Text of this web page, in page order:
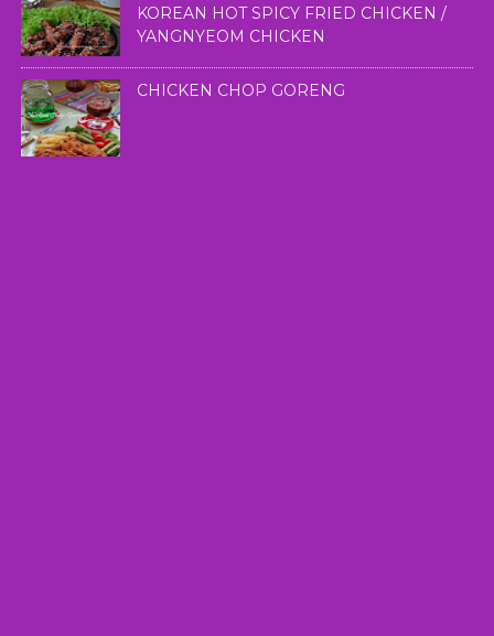
KOREAN HOT SPICY FRIED CHICKEN /
YANGNYEOM CHICKEN
CHICKEN CHOP GORENG